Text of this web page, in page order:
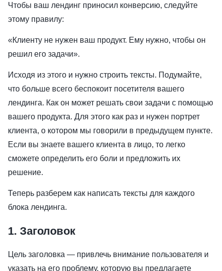
Чтобы ваш лендинг приносил конверсию, следуйте
этому правилу:
«Клиенту не нужен ваш продукт. Ему нужно, чтобы он
решил его задачи».
Исходя из этого и нужно строить тексты. Подумайте,
что больше всего беспокоит посетителя вашего
лендинга. Как он может решать свои задачи с помощью
вашего продукта. Для этого как раз и нужен портрет
клиента, о котором мы говорили в предыдущем пункте.
Если вы знаете вашего клиента в лицо, то легко
сможете определить его боли и предложить их
решение.
Теперь разберем как написать тексты для каждого
блока лендинга.
1. Заголовок
Цель заголовка — привлечь внимание пользователя и
указать на его проблему, которую вы предлагаете